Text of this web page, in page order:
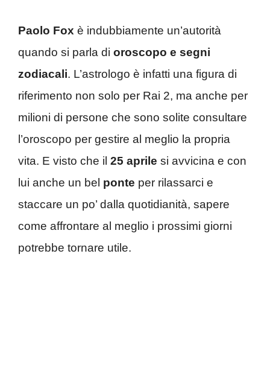
Paolo Fox è indubbiamente un’autorità
quando si parla di oroscopo e segni
zodiacali. L’astrologo è infatti una figura di
riferimento non solo per Rai 2, ma anche per
milioni di persone che sono solite consultare
l’oroscopo per gestire al meglio la propria
vita. E visto che il 25 aprile si avvicina e con
lui anche un bel ponte per rilassarci e
staccare un po’ dalla quotidianità, sapere
come affrontare al meglio i prossimi giorni
potrebbe tornare utile.